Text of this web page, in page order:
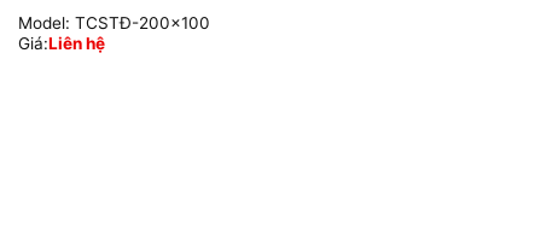
Model: TCSTĐ-200x100
Giá:Liên hệ